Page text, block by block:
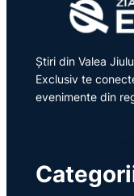
Știri din Valea
Exclusiv te
evenimente din